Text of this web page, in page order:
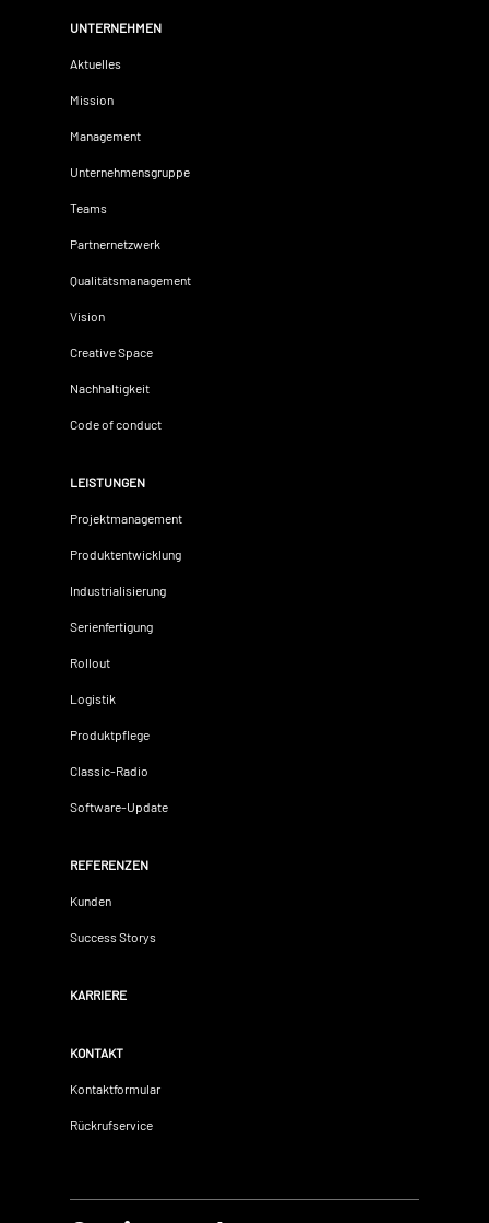
UNTERNEHMEN
Aktuelles
Mission
Management
Unternehmensgruppe
Teams
Partnernetzwerk
Qualitätsmanagement
Vision
Creative Space
Nachhaltigkeit
Code of conduct
LEISTUNGEN
Projektmanagement
Produktentwicklung
Industrialisierung
Serienfertigung
Rollout
Logistik
Produktpflege
Classic-Radio
Software-Update
REFERENZEN
Kunden
Success Storys
KARRIERE
KONTAKT
Kontaktformular
Rückrufservice